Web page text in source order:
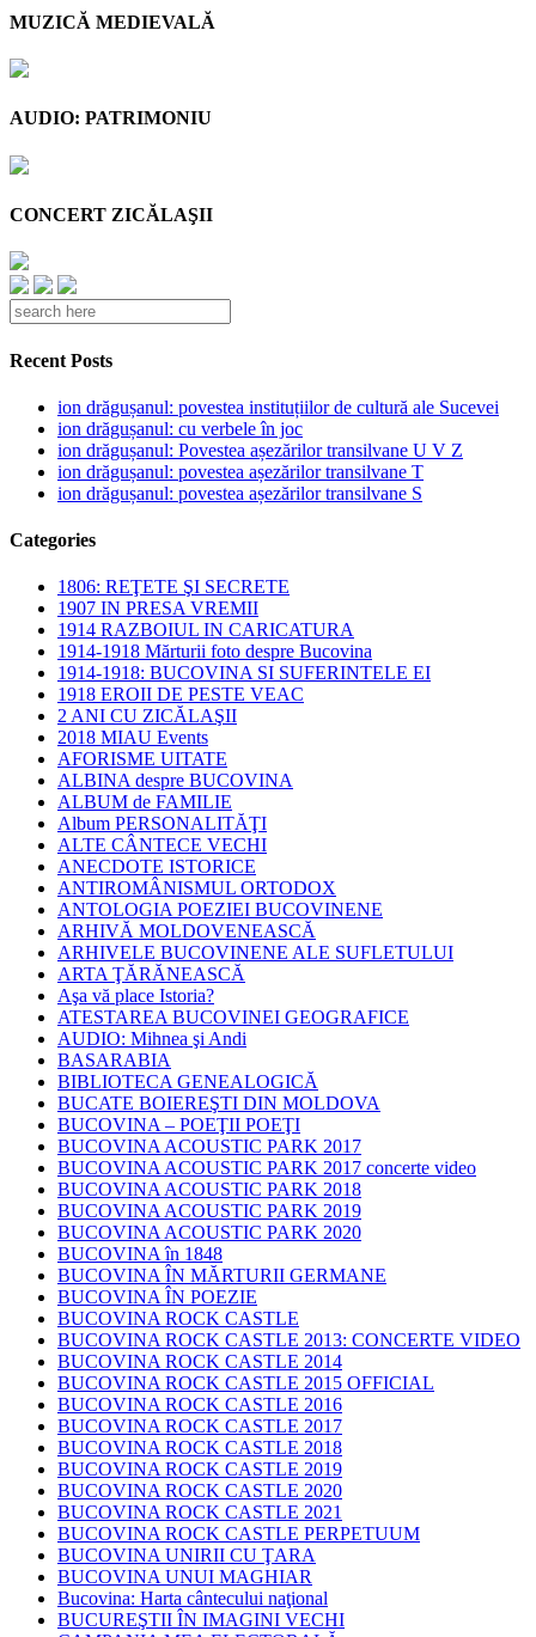
MUZICĂ MEDIEVALĂ
AUDIO: PATRIMONIU
CONCERT ZICĂLAŞII
Recent Posts
ion drăgușanul: povestea instituțiilor de cultură ale Sucevei
ion drăgușanul: cu verbele în joc
ion drăgușanul: Povestea așezărilor transilvane U V Z
ion drăgușanul: povestea așezărilor transilvane T
ion drăgușanul: povestea așezărilor transilvane S
Categories
1806: REŢETE ŞI SECRETE
1907 IN PRESA VREMII
1914 RAZBOIUL IN CARICATURA
1914-1918 Mărturii foto despre Bucovina
1914-1918: BUCOVINA SI SUFERINTELE EI
1918 EROII DE PESTE VEAC
2 ANI CU ZICĂLAŞII
2018 MIAU Events
AFORISME UITATE
ALBINA despre BUCOVINA
ALBUM de FAMILIE
Album PERSONALITĂŢI
ALTE CÂNTECE VECHI
ANECDOTE ISTORICE
ANTIROMÂNISMUL ORTODOX
ANTOLOGIA POEZIEI BUCOVINENE
ARHIVĂ MOLDOVENEASCĂ
ARHIVELE BUCOVINENE ALE SUFLETULUI
ARTA ŢĂRĂNEASCĂ
Aşa vă place Istoria?
ATESTAREA BUCOVINEI GEOGRAFICE
AUDIO: Mihnea şi Andi
BASARABIA
BIBLIOTECA GENEALOGICĂ
BUCATE BOIEREŞTI DIN MOLDOVA
BUCOVINA – POEŢII POEŢI
BUCOVINA ACOUSTIC PARK 2017
BUCOVINA ACOUSTIC PARK 2017 concerte video
BUCOVINA ACOUSTIC PARK 2018
BUCOVINA ACOUSTIC PARK 2019
BUCOVINA ACOUSTIC PARK 2020
BUCOVINA în 1848
BUCOVINA ÎN MĂRTURII GERMANE
BUCOVINA ÎN POEZIE
BUCOVINA ROCK CASTLE
BUCOVINA ROCK CASTLE 2013: CONCERTE VIDEO
BUCOVINA ROCK CASTLE 2014
BUCOVINA ROCK CASTLE 2015 OFFICIAL
BUCOVINA ROCK CASTLE 2016
BUCOVINA ROCK CASTLE 2017
BUCOVINA ROCK CASTLE 2018
BUCOVINA ROCK CASTLE 2019
BUCOVINA ROCK CASTLE 2020
BUCOVINA ROCK CASTLE 2021
BUCOVINA ROCK CASTLE PERPETUUM
BUCOVINA UNIRII CU ŢARA
BUCOVINA UNUI MAGHIAR
Bucovina: Harta cântecului naţional
BUCUREŞTII ÎN IMAGINI VECHI